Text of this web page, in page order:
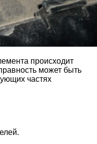
происходит
может быть
частях